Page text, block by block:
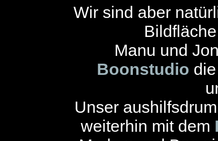
Wir sind aber
Manu und
Boonstudio
Unser
weiterhin mit dem